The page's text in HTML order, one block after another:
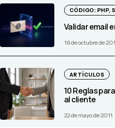
CÓDIGO: PHP,
Validar email
16 de octubre de
ARTÍCULOS
10 Reglas
al cliente
22 de mayo de 2011